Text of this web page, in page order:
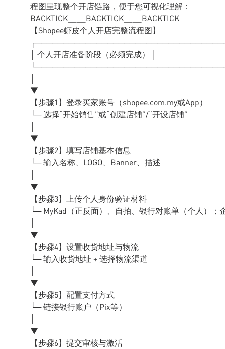
程图呈现整个开店链路，便于您可视化理解：
BACKTICK____BACKTICK____BACKTICK
【Shopee虾皮个人开店完整流程图】
│ 个人开店准备阶段（必须完成） │
▼
【步骤1】登录买家账号（shopee.com.my或App）
└─ 选择“开始销售”或“创建店铺”/“开设店铺”
▼
【步骤2】填写店铺基本信息
└─ 输入名称、LOGO、Banner、描述
▼
【步骤3】上传个人身份验证材料
└─ MyKad（正反面）、自拍、银行对账单（个人）；
▼
【步骤4】设置收货地址与物流
└─ 输入收货地址 + 选择物流渠道
▼
【步骤5】配置支付方式
└─ 链接银行账户（Pix等）
▼
【步骤6】提交审核与激活